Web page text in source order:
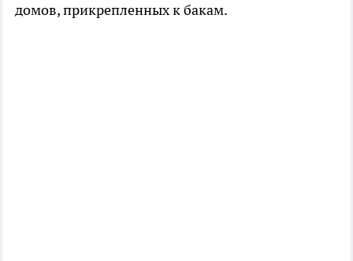
домов, прикрепленных к бакам.